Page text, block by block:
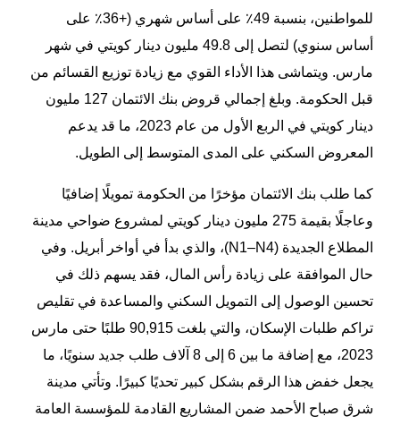
للمواطنين، بنسبة 49٪ على أساس شهري (+36٪ على
أساس سنوي) لتصل إلى 49.8 مليون دينار كويتي في شهر
مارس. ويتماشى هذا الأداء القوي مع زيادة توزيع القسائم من
قبل الحكومة. وبلغ إجمالي قروض بنك الائتمان 127 مليون
دينار كويتي في الربع الأول من عام 2023، ما قد يدعم
المعروض السكني على المدى المتوسط إلى الطويل.
كما طلب بنك الائتمان مؤخرًا من الحكومة تمويلًا إضافيًا
وعاجلًا بقيمة 275 مليون دينار كويتي لمشروع ضواحي مدينة
المطلاع الجديدة (N1–N4)، والذي بدأ في أواخر أبريل. وفي
حال الموافقة على زيادة رأس المال، فقد يسهم ذلك في
تحسين الوصول إلى التمويل السكني والمساعدة في تقليص
تراكم طلبات الإسكان، والتي بلغت 90,915 طلبًا حتى مارس
2023، مع إضافة ما بين 6 إلى 8 آلاف طلب جديد سنويًا، ما
يجعل خفض هذا الرقم بشكل كبير تحديًا كبيرًا. وتأتي مدينة
شرق صباح الأحمد ضمن المشاريع القادمة للمؤسسة العامة